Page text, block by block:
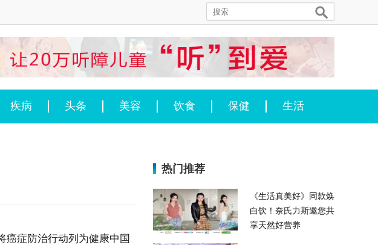
疾病 头条 美容 饮食 保健 生活
症防治行动列为健康中国
热门推荐
《生活真美好》同款焕
白饮！奈氏力斯邀您共
享天然好营养